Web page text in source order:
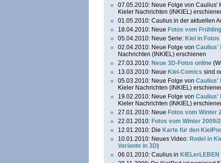
07.05.2010: Neue Folge von Caulius'
Kieler Nachrichten (INKIEL)
01.05.2010: Caulius in der aktuellen
18.04.2010: Neue Fotos vom
05.04.2010: Neue Serie: Kiel in
02.04.2010: Neue Folge von Caulius'
Nachrichten (INKIEL) erschienen
27.03.2010: Neue 3D-Fotos online
13.03.2010: Neue Kiel-Comics sind
05.03.2010: Neue Folge von Caulius'
Kieler Nachrichten (INKIEL)
19.02.2010: Neue Folge von Caulius'
Kieler Nachrichten (INKIEL)
27.01.2010: Neue Fotos vom Winter
22.01.2010: Fotos vom Winter 2009/
12.01.2010: Die Karte für den
10.01.2010: Neues Video: Rodel in
Variante in 3D)
06.01.2010: Caulius in KIELerLEBEN